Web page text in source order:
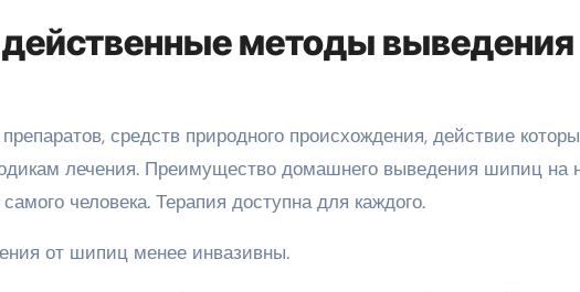
методы выведения
средств природного происхождения, действие
лечения. Преимущество домашнего выведения шипиц на
человека. Терапия доступна для каждого.
от шипиц менее инвазивны.